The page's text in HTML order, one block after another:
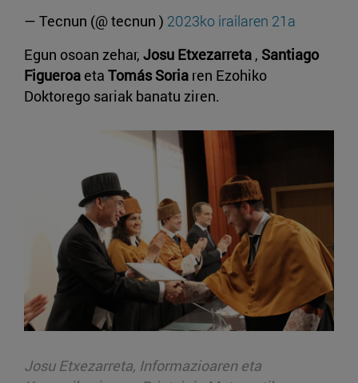
— Tecnun (@ tecnun ) 2023ko irailaren 21a
Egun osoan zehar, Josu Etxezarreta , Santiago
Figueroa eta Tomás Soria ren Ezohiko
Doktorego sariak banatu ziren.
Josu Etxezarreta, Informazioaren eta